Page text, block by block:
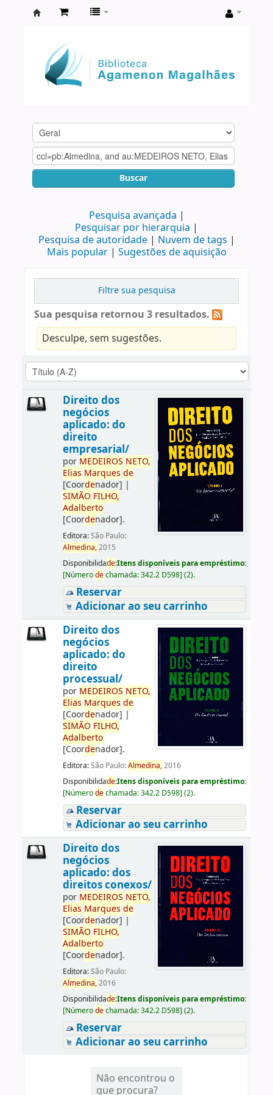
Agamenon
Magalhães
Buscar
Pesquisa avançada
Pesquisar por hierarquia
Pesquisa de autoridade
Nuvem de tags
Mais popular
Sugestões de aquisição
Filtre sua pesquisa
Sua pesquisa retornou 3 resultados.
Desculpe, sem sugestões.
Direito dos
negócios
aplicado: do
direito
empresarial/
por MEDEIROS NETO,
Elias Marques de
[Coordenador] |
SIMÃO FILHO,
Adalberto
[Coordenador].
Editora:São Paulo:
Almedina,2015
Disponibilidade:Itens disponíveis para empréstimo:
[Númerodechamada:342.2 D598] (2).
Reservar
Adicionar ao seu carrinho
Direito dos
negócios
aplicado: do
direito
processual/
por MEDEIROS NETO,
Elias Marques de
[Coordenador] |
SIMÃO FILHO,
Adalberto
[Coordenador].
Editora:São Paulo:Almedina,2016
Disponibilidade:Itens disponíveis para empréstimo:
[Númerodechamada:342.2 D598] (2).
Reservar
Adicionar ao seu carrinho
Direito dos
negócios
aplicado: dos
direitos conexos/
por MEDEIROS NETO,
Elias Marques de
[Coordenador] |
SIMÃO FILHO,
Adalberto
[Coordenador].
Editora:São Paulo:
Almedina,2016
Disponibilidade:Itens disponíveis para empréstimo:
[Númerodechamada:342.2 D598] (2).
Reservar
Adicionar ao seu carrinho
Não encontrou o
que procura?